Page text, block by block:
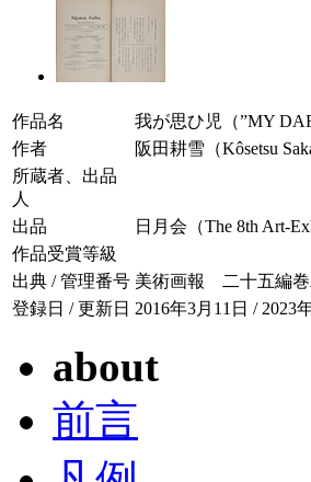
作品名
我が思ひ児（”MY
作者
阪田耕雪（Kôsetsu
所蔵者、出品
人
出品
日月会（The 8th Art-
作品受賞等級
出典 / 管理番号 美術画報 二十五編巻
登録日 / 更新日 2016年3月11日 / 2023
about
前言